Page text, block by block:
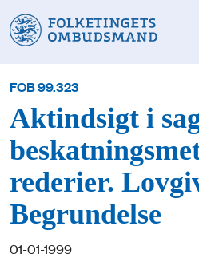
FOB 99.323
Aktindsigt i
rederier.
Begrundelse
01-01-1999